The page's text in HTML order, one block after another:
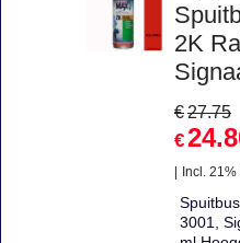
2K
€27.75
€
Incl.
3001,